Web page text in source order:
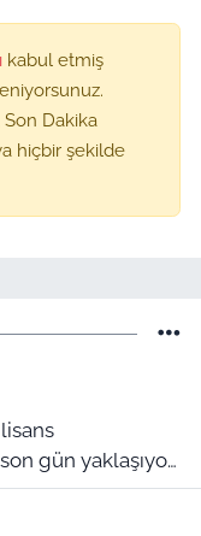
kabul etmiş
Dakika
hiçbir şekilde
gün yaklaşıyor:
ve sınav